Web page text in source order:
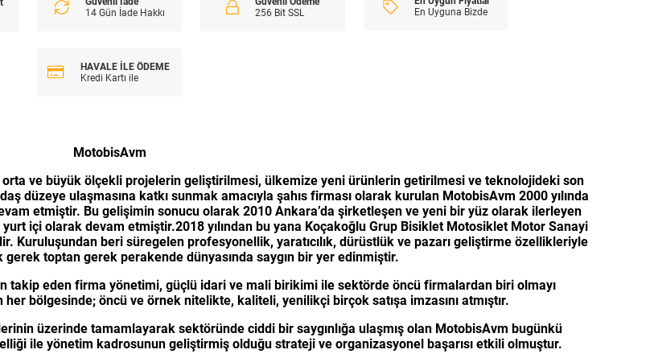
14 Gün İade Hakkı
256 Bit SSL
En Uyguna Bizde
HAVALE İLE ÖDEME
Kredi Kartı ile
MotobisAvm
orta ve büyük ölçekli projelerin geliştirilmesi, ülkemize yeni ürünlerin getirilmesi ve teknolojideki son
ulaşmasına katkı sunmak amacıyla şahıs firması olarak kurulan MotobisAvm 2000 yılında
etmiştir. Bu gelişimin sonucu olarak 2010 Ankara’da şirketleşen ve yeni bir yüz olarak ilerleyen
içi olarak devam etmiştir.2018 yılından bu yana Koçakoğlu Grup Bisiklet Motosiklet Motor Sanayi
beri süregelen profesyonellik, yaratıcılık, dürüstlük ve pazarı geliştirme özellikleriyle
toptan gerek perakende dünyasında saygın bir yer edinmiştir.
takip eden firma yönetimi, güçlü idari ve mali birikimi ile sektörde öncü firmalardan biri olmayı
bölgesinde; öncü ve örnek nitelikte, kaliteli, yenilikçi birçok satışa imzasını atmıştır.
üzerinde tamamlayarak sektöründe ciddi bir saygınlığa ulaşmış olan MotobisAvm bugünkü
ile yönetim kadrosunun geliştirmiş olduğu strateji ve organizasyonel başarısı etkili olmuştur.